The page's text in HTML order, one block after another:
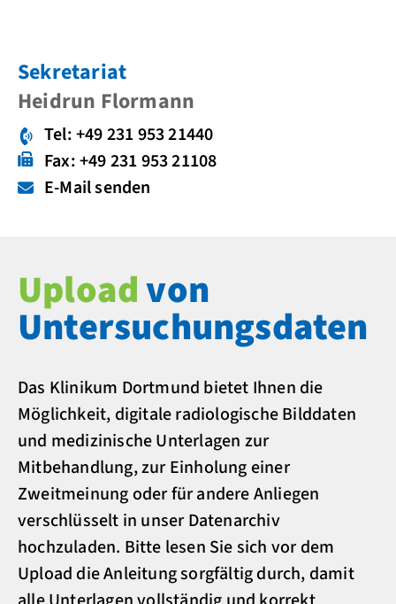
Sekretariat
Heidrun Flormann
Tel: +49 231 953 21440
Fax: +49 231 953 21108
E-Mail senden
Uploadvon
Untersuchungsdaten
Das Klinikum Dortmund bietet Ihnen die
Möglichkeit, digitale radiologische Bilddaten
und medizinische Unterlagen zur
Mitbehandlung, zur Einholung einer
Zweitmeinung oder für andere Anliegen
verschlüsselt in unser Datenarchiv
hochzuladen. Bitte lesen Sie sich vor dem
Upload die Anleitung sorgfältig durch, damit